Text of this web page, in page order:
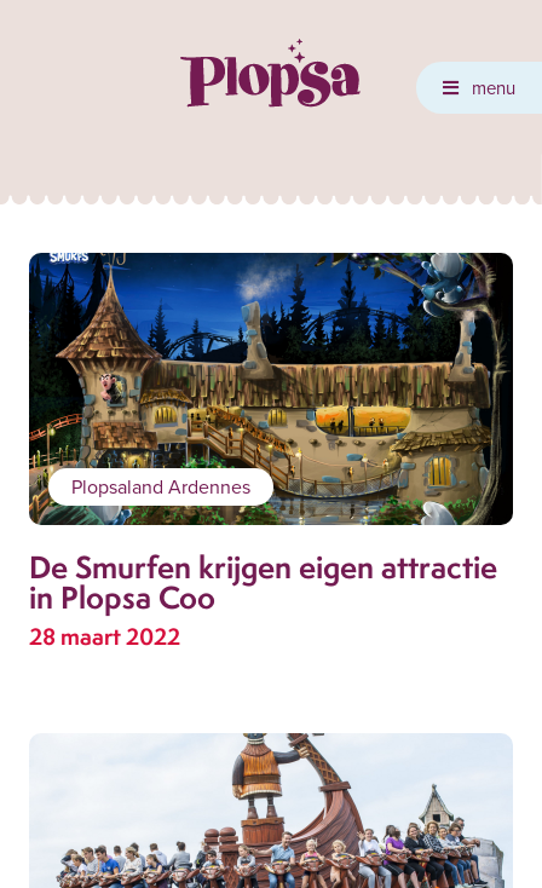
menu
Plopsaland Ardennes
De Smurfen krijgen eigen attractie
in Plopsa Coo
28 maart 2022